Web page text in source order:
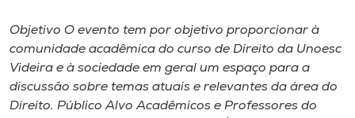
Portal de Ensino
A
Objetivo O evento tem por objetivo proporcionar à
comunidade acadêmica do curso de Direito da Unoesc
Videira e à sociedade em geral um espaço para a
discussão sobre temas atuais e relevantes da área do
Direito. Público Alvo Acadêmicos e Professores do